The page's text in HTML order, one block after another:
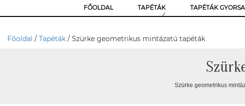
FŐOLDAL TAPÉTÁK TAPÉTÁK
Főoldal / Tapéták / Szürke geometrikus mintázatú tapéták
Szürke geometrikus